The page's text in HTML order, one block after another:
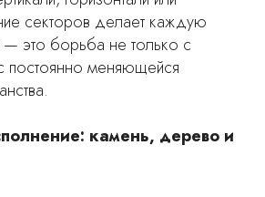
секторов делает каждую
— это борьба не только с
постоянно меняющейся
камень, дерево и